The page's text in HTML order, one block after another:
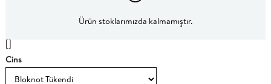
Ürün stoklarımızda kalmamıştır.
[]
Cins